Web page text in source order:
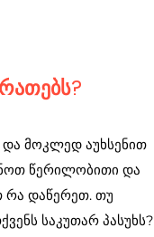
მოკლედ აუხსენით
წერილობითი და
რა დაწერეთ. თუ
საკუთარ პასუხს?